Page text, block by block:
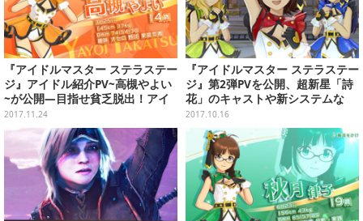
『アイドルマスター ステラステー
ジ』アイドル紹介PV~高槻やよい
~が公開―目指せ貧乏脱出！アイ
ドルとしてやりたい事とは…
2017.11.24
『アイドルマスター ステラステー
ジ』第2弾PVを公開、超新星「詩
花」のキャストや新システムな
ど、気になる情報が盛りだくさ
ん！
2017.10.16